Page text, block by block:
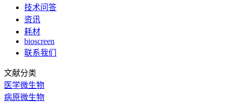
技术问答
资讯
耗材
bioscreen
联系我们
文献分类
医学微生物
病原微生物